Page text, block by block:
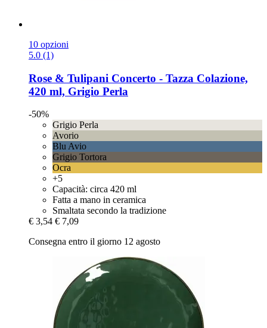
10 opzioni
5.0 (1)
Rose & Tulipani Concerto -​ Tazza Colazione,
420 ml, Grigio Perla
-50%
Grigio Perla
Avorio
Blu Avio
Grigio Tortora
Ocra
+5
Capacità: circa 420 ml
Fatta a mano in ceramica
Smaltata secondo la tradizione
€ 3,54 € 7,09
Consegna entro il giorno 12 agosto